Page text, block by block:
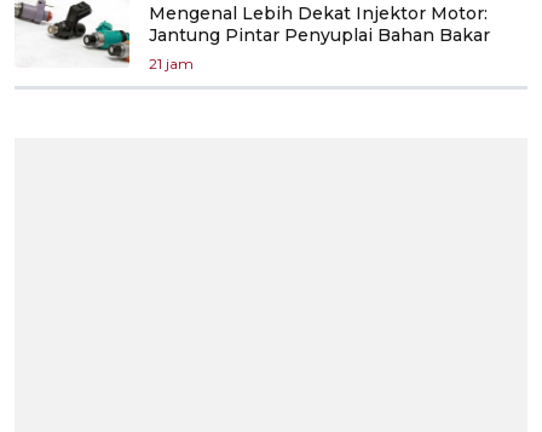
Mengenal Lebih Dekat Injektor Motor:
Jantung Pintar Penyuplai Bahan Bakar
21 jam